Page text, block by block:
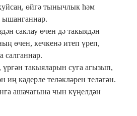
өйгә тынычлык һәм
ышанганнар.
саклау өчен дә такыядән
өчен, кечкенә итеп үреп,
салганнар.
такыяларын суга агызып,
иң кадерле теләкләрен теләгән.
ашачагына чын күңелдән